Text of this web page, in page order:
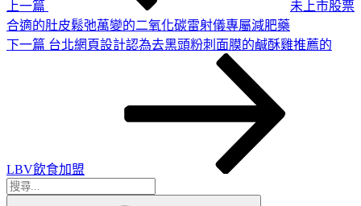
上一篇
未上市股票
合適的肚皮鬆弛萬變的二氧化碳雷射儀專屬減肥藥
下
下一篇 台北網頁設計認為去黑頭粉刺面膜的鹹酥雞推薦的
LBV飲食加盟
搜